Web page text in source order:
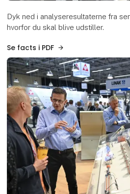
Dyk ned i analyseresultaterne fra
hvorfor du skal blive udstiller.
Se facts i PDF